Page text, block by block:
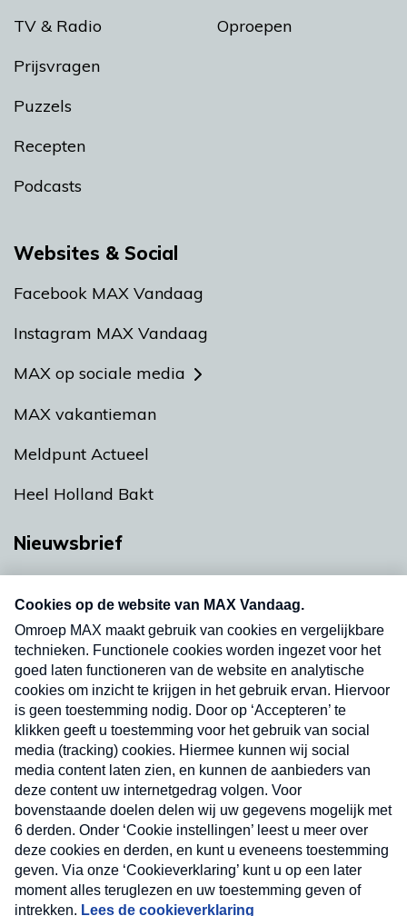
TV & Radio
Prijsvragen
Puzzels
Recepten
Podcasts
Oproepen
Websites & Social
Facebook MAX Vandaag
Instagram MAX Vandaag
MAX op sociale media
MAX vakantieman
Meldpunt Actueel
Heel Holland Bakt
Nieuwsbrief
nieuwsbrief. Elke vrijdag- en dinsdagochtend in
uw mailbox.
Verzend
Nieuwsbrief
Neem hier een gratis abonnement op onze
nieuwsbrief. Elke vrijdag- en dinsdagochtend in uw